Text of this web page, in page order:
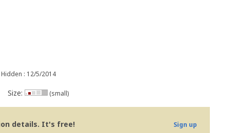
Hidden : 12/5/2014
Size: (small)
details. It's free! Sign up